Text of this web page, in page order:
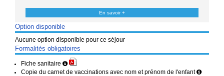
En savoir +
Option disponible
Aucune option disponible pour ce séjour
Formalités obligatoires
Fiche sanitaire
Copie du carnet de vaccinations avec nom et prénom de l'enfant